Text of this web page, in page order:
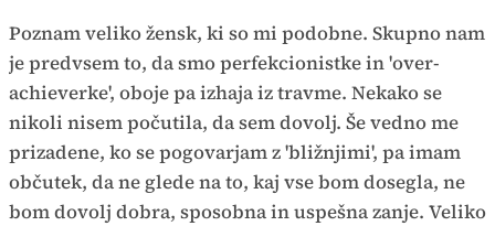
Poznam veliko žensk, ki so mi podobne. Skupno nam
je predvsem to, da smo perfekcionistke in 'over-
achieverke', oboje pa izhaja iz travme. Nekako se
nikoli nisem počutila, da sem dovolj. Še vedno me
prizadene, ko se pogovarjam z 'bližnjimi', pa imam
občutek, da ne glede na to, kaj vse bom dosegla, ne
bom dovolj dobra, sposobna in uspešna zanje. Veliko